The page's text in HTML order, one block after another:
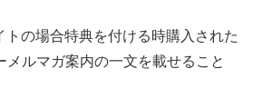
の場合特典を付ける時購入された
ルマガ案内の一文を載せること